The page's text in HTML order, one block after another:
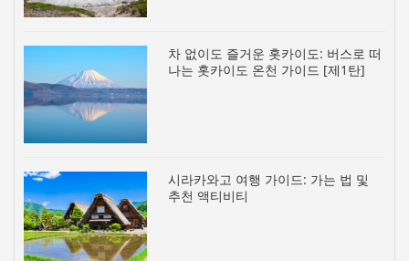
차 없이도 즐거운 홋카이도: 버스로 떠
나는 홋카이도 온천 가이드 [제1탄]
시라카와고 여행 가이드: 가는 법 및
추천 액티비티